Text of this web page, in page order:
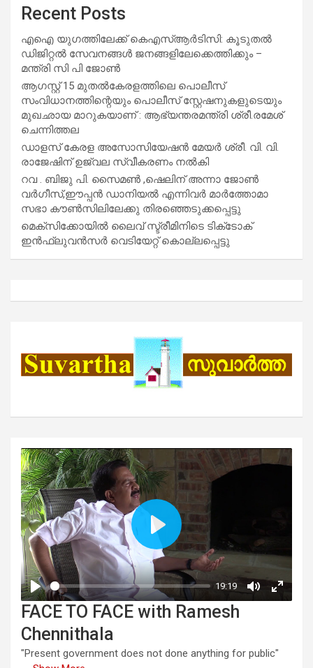
Recent Posts
എഐ യുഗത്തിലേക്ക് കെഎസ്ആർടിസി: കൂടുതൽ
ഡിജിറ്റൽ സേവനങ്ങൾ ജനങ്ങളിലേക്കെത്തിക്കും –
മന്ത്രി സി പി ജോൺ
ആഗസ്റ്റ് 15 മുതല്‍കേരളത്തിലെ പൊലീസ്
സംവിധാനത്തിന്റെയും പൊലീസ് സ്റ്റേഷനുകളുടെയും
മുഖഛായ മാറുകയാണ് : ആഭ്യന്തരമന്ത്രി ശ്രീ.രമേശ്
ചെന്നിത്തല
ഡാളസ് കേരള അസോസിയേഷൻ മേയർ ശ്രീ. വി. വി.
രാജേഷിന് ഉജ്വല സ്വീകരണം നൽകി
റവ . ബിജു പി. സൈമൺ ,ഷെലിന് അന്നാ ജോൺ
വർഗീസ്,ഈപ്പൻ ഡാനിയൽ എന്നിവർ മാർത്തോമാ
സഭാ കൗൺസിലിലേക്കു തിരഞ്ഞെടുക്കപ്പെട്ടു
മെക്സിക്കോയിൽ ലൈവ് സ്ട്രീമിനിടെ ടിക്‌ടോക്
ഇൻഫ്ലുവൻസർ വെടിയേറ്റ് കൊല്ലപ്പെട്ടു
FACE TO FACE with Ramesh
Chennithala
"Present government does not done anything for public"